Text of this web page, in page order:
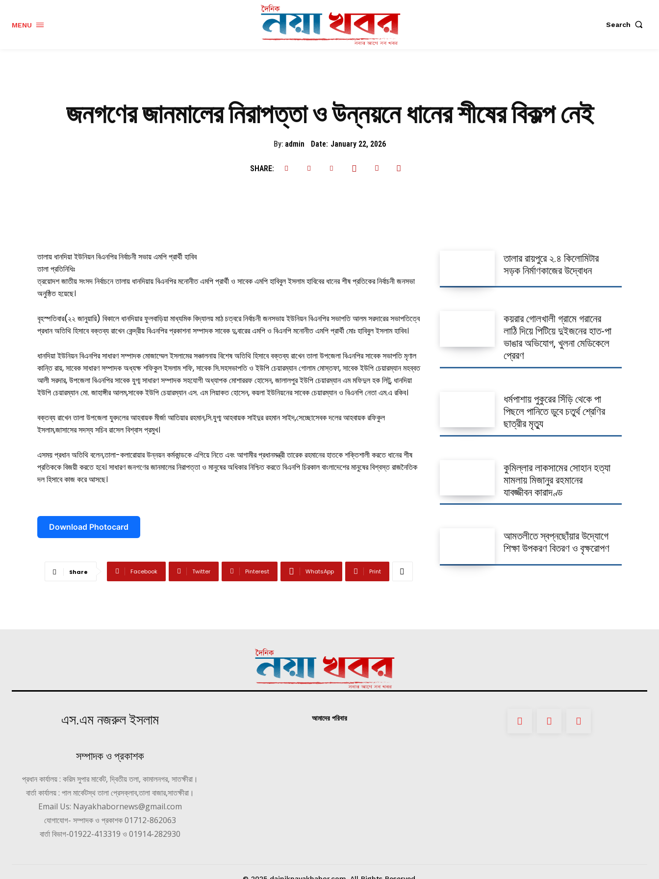
সারাদেশ
আশাশুনি
দেবহাটা তালা
শ্যামনগর
কলারোয়া
আজকের পত্রিকা
MENU Search
জনগণের জানমালের নিরাপত্তা ও উন্নয়নে ধানের শীষের বিকল্প নেই
By: admin Date: January 22, 2026
SHARE:
তালায় ধানদিয়া ইউনিয়ন বিএনপির নির্বাচনী সভায় এমপি প্রার্থী হাবিব
তালা প্রতিনিধিঃ
ত্রয়োদশ জাতীয় সংসদ নির্বাচনে তালায় ধানদিয়ায় বিএনপির মনোনীত এমপি প্রার্থী ও সাবেক এমপি হাবিবুল ইসলাম হাবিবের ধানের শীষ প্রতিকের নির্বাচনী জনসভা
অনুষ্ঠিত হয়েছে।
বৃহস্পতিবার(২২ জানুয়ারি) বিকালে ধানদিয়ার ফুলবাড়িয়া মাধ্যমিক বিদ্যালয় মাঠ চত্বরে নির্বাচনী জনসভায় ইউনিয়ন বিএনপির সভাপতি আলম সরদারের সভাপতিত্বে
প্রধান অতিথি হিসাবে বক্তব্য রাখেন কেন্দ্রীয় বিএনপির প্রকাশনা সম্পাদক সাবেক দু,বারের এমপি ও বিএনপি মনোনীত এমপি প্রার্থী মোঃ হাবিবুল ইসলাম হাবিব।
ধানদিয়া ইউনিয়ন বিএনপির সাধারণ সম্পাদক মোজাম্মেল ইসলামের সঞ্চালনায় বিশেষ অতিথি হিসাবে বক্তব্য রাখেন তালা উপজেলা বিএনপির সাবেক সভাপতি মৃণাল
কান্তি রায়, সাবেক সাধারণ সম্পাদক অধ্যক্ষ শফিকুল ইসলাম শফি, সাবেক সি.সহসভাপতি ও ইউপি চেয়ারম্যান গোলাম মোস্তফা, সাবেক ইউপি চেয়ারম্যান মহব্বত
আলী সরদার, উপজেলা বিএনপির সাবেক যুগ্ম সাধারণ সম্পাদক সহযোগী অধ্যাপক মোশাররফ হোসেন, জালালপুর ইউপি চেয়ারম্যান এম মফিদুল হক লিটু, ধানদিয়া
ইউপি চেয়ারম্যান মো. জাহাঙ্গীর আলম,সাবেক ইউপি চেয়ারম্যান এস. এম লিয়াকত হোসেন, কয়লা ইউনিয়নের সাবেক চেয়ারম্যান ও বিএনপি নেতা এম.এ রকিব।
বক্তব্য রাখেন তালা উপজেলা যুবদলের আহবায়ক মীর্জা আতিয়ার রহমান,সি.যুগ্ম আহবায়ক সাইদুর রহমান সাইদ,সেচ্ছোসেবক দলের আহবায়ক রফিকুল
ইসলাম,জাসাসের সদস্য সচিব রাসেল বিশ্বাস প্রমুখ।
এসময় প্রধান অতিথি বলেন,তালা-কলারোয়ার উন্নয়ন কর্মকান্ডকে এগিয়ে নিতে এবং আগামীর প্রধানমন্ত্রী তারেক রহমানের হাতকে শক্তিশালী করতে ধানের শীষ
প্রতিককে বিজয়ী করতে হবে। সাধারণ জনগণের জানমালের নিরাপত্তা ও মানুষের অধিকার নিশ্চিত করতে বিএনপি চিরকাল বাংলাদেশের মানুষের বিশ্বস্ত রাজনৈতিক
দল হিসাবে কাজ করে আসছে।
Download Photocard
Share Facebook Twitter Pinterest WhatsApp Print
তালার রায়পুরে ২.৪ কিলোমিটার
সড়ক নির্মাণকাজের উদ্বোধন
কয়রার গোলখালী গ্রামে গরানের
লাঠি দিয়ে পিটিয়ে দুইজনের হাত-পা
ভাঙার অভিযোগ, খুলনা মেডিকেলে
প্রেরণ
ধর্মপাশায় পুকুরের সিঁড়ি থেকে পা
পিছলে পানিতে ডুবে চতুর্থ শ্রেণির
ছাত্রীর মৃত্যু
কুমিল্লার লাকসামের সোহান হত্যা
মামলায় মিজানুর রহমানের
যাবজ্জীবন কারাদণ্ড
আমতলীতে স্বপ্নছোঁয়ার উদ্যোগে
শিক্ষা উপকরণ বিতরণ ও বৃক্ষরোপণ
এস.এম নজরুল ইসলাম
সম্পাদক ও প্রকাশক
প্রধান কার্যালয় : করিম সুপার মার্কেট, দ্বিতীয় তলা, কামালনগর, সাতক্ষীরা।
বার্তা কার্যালয় : পাল মার্কেটস্থ তালা প্রেসক্লাব,তালা বাজার,সাতক্ষীরা।
Email Us: Nayakhabornews@gmail.com
যোগাযোগ- সম্পাদক ও প্রকাশক 01712-862063
বার্তা বিভাগ-01922-413319 ও 01914-282930
আমাদের পরিবার